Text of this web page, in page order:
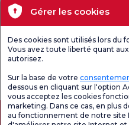
Santé actuelle
Unités médicales
générale de
satisfaction
Gérer les cookies
Des cookies sont utilisés lors du
Vous avez toute liberté quant
autorisez.
Sur la base de votre
dessous en cliquant sur l'option
vous acceptez les cookies
marketing. Dans ce cas, en plus
au fonctionnement de notre site